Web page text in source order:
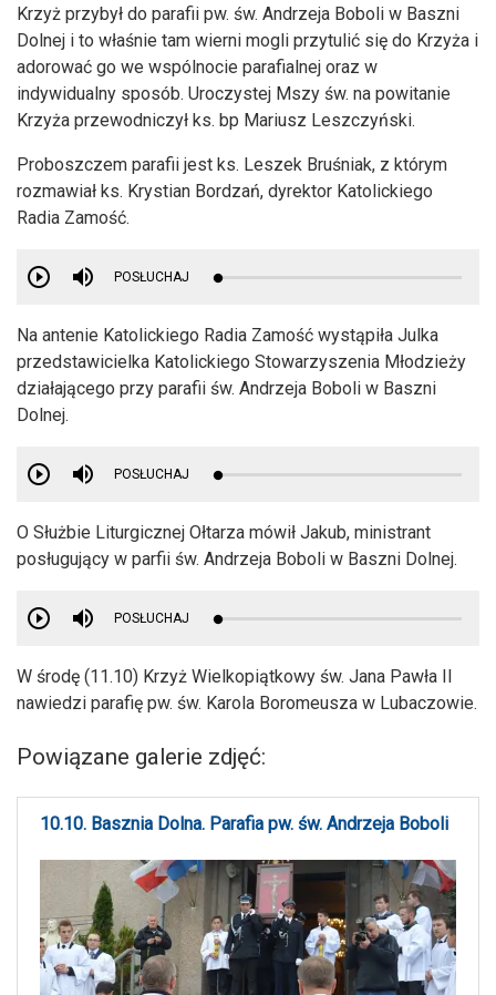
Krzyż przybył do parafii pw. św. Andrzeja Boboli w Baszni
Dolnej i to właśnie tam wierni mogli przytulić się do Krzyża i
adorować go we wspólnocie parafialnej oraz w
indywidualny sposób. Uroczystej Mszy św. na powitanie
Krzyża przewodniczył ks. bp Mariusz Leszczyński.
Proboszczem parafii jest ks. Leszek Bruśniak, z którym
rozmawiał ks. Krystian Bordzań, dyrektor Katolickiego
Radia Zamość.
POSŁUCHAJ
Na antenie Katolickiego Radia Zamość wystąpiła Julka
przedstawicielka Katolickiego Stowarzyszenia Młodzieży
działającego przy parafii św. Andrzeja Boboli w Baszni
Dolnej.
POSŁUCHAJ
O Służbie Liturgicznej Ołtarza mówił Jakub, ministrant
posługujący w parfii św. Andrzeja Boboli w Baszni Dolnej.
POSŁUCHAJ
W środę (11.10) Krzyż Wielkopiątkowy św. Jana Pawła II
nawiedzi parafię pw. św. Karola Boromeusza w Lubaczowie.
Powiązane galerie zdjęć:
10.10. Basznia Dolna. Parafia pw. św. Andrzeja Boboli